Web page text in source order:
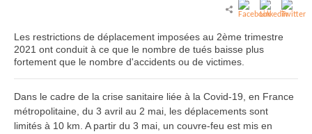
Les restrictions de déplacement imposées au 2ème trimestre
2021 ont conduit à ce que le nombre de tués baisse plus
fortement que le nombre d'accidents ou de victimes
Dans le cadre de la crise sanitaire liée à la Covid-19, en France
métropolitaine, du 3 avril au 2 mai, les déplacements sont
limités à 10 km. A partir du 3 mai, un couvre-feu est mis en